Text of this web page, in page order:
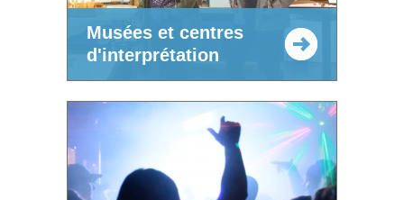
Musées et centres
d'interprétation